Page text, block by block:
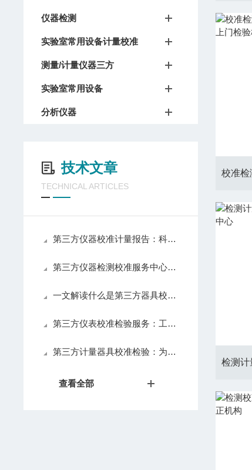
仪器检测
实验室常用设备计量校准
测量/计量仪器三方
实验室常用设备
分析仪器
技术文章
TECHNICAL ARTICLES
第三方仪器校准计量报告：科学数据的信任基石
第三方仪器检测校准服务中心：工业质量控制的外部智库
一文解读什么是第三方器具校准计量认证
第三方仪表校准检验服务：工业精度的“公正裁判”
第三方计量器具校准检验：为产业升级校准度量衡
查看全部